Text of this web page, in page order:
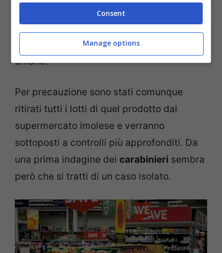
ritrovato negli involtini è stato sottoposto
alla prova del Dna, per capire se è
effettivamente, come sembra, un resto
umano.
Per precauzione sono stati comunque
ritirati tutti i lotti di quel prodotto dal
supermercato imolese e verranno
sottoposti a controlli più approfonditi. Da
una prima indagine dei carabinieri sembra
però che si tratti di un caso isolato.
Consent
Manage options